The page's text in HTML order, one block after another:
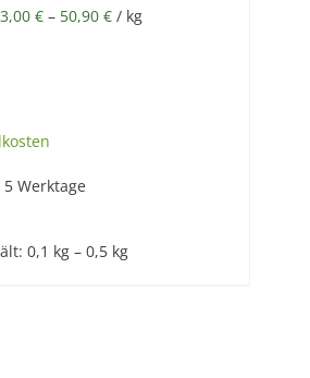
€– 50,90 €/ kg
5 Werktage
0,1 kg – 0,5 kg